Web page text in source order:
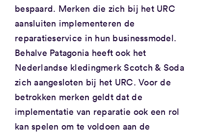
bespaard. Merken die zich bij het URC
aansluiten implementeren de
reparatieservice in hun businessmodel.
Behalve Patagonia heeft ook het
Nederlandse kledingmerk Scotch & Soda
zich aangesloten bij het URC. Voor de
betrokken merken geldt dat de
implementatie van reparatie ook een rol
kan spelen om te voldoen aan de